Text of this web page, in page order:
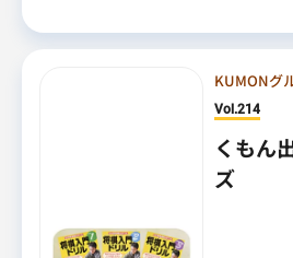
KUMONグ
Vol.214
くもん
ズ